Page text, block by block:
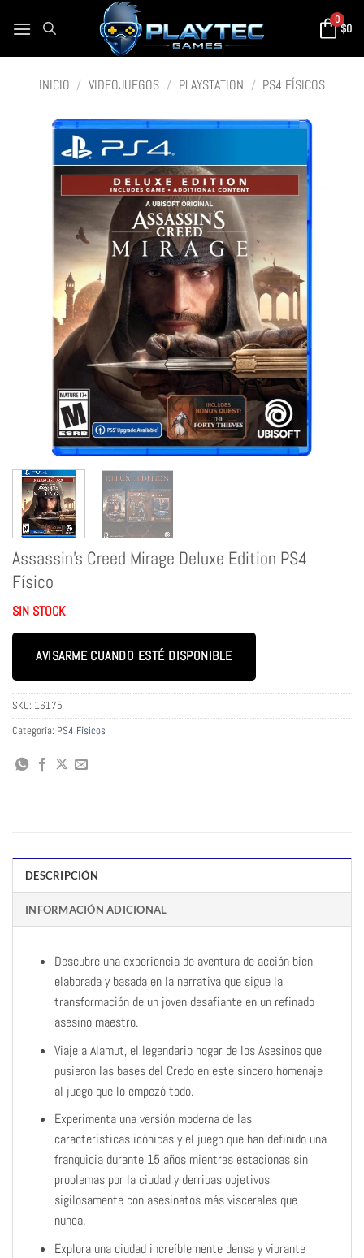
0
$0
INICIO / VIDEOJUEGOS / PLAYSTATION / PS4 FÍSICOS
Assassin’s Creed Mirage Deluxe Edition PS4
Físico
SIN STOCK
AVISARME CUANDO ESTÉ DISPONIBLE
SKU: 16175
Categoría: PS4 Físicos
DESCRIPCIÓN
INFORMACIÓN ADICIONAL
Descubre una experiencia de aventura de acción bien
elaborada y basada en la narrativa que sigue la
transformación de un joven desafiante en un refinado
asesino maestro.
Viaje a Alamut, el legendario hogar de los Asesinos que
pusieron las bases del Credo en este sincero homenaje
al juego que lo empezó todo.
Experimenta una versión moderna de las
características icónicas y el juego que han definido una
franquicia durante 15 años mientras estacionas sin
problemas por la ciudad y derribas objetivos
sigilosamente con asesinatos más viscerales que
nunca.
Explora una ciudad increíblemente densa y vibrante